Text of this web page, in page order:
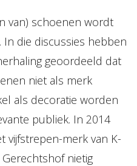
van) schoenen wordt
die discussies hebben
geoordeeld dat
niet als merk
als decoratie worden
publiek. In 2014
vijfstrepen-merk van K-
nietig